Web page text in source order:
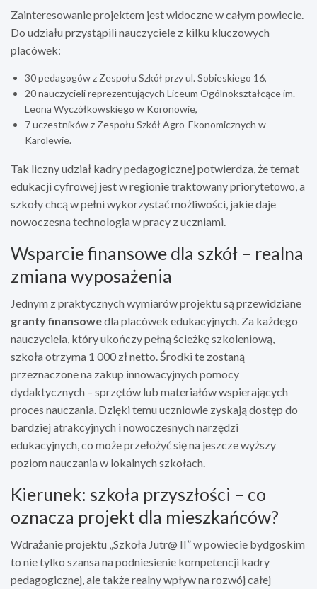
Zainteresowanie projektem jest widoczne w całym powiecie.
Do udziału przystąpili nauczyciele z kilku kluczowych
placówek:
30 pedagogów z Zespołu Szkół przy ul. Sobieskiego 16,
20 nauczycieli reprezentujących Liceum Ogólnokształcące im.
Leona Wyczółkowskiego w Koronowie,
7 uczestników z Zespołu Szkół Agro-Ekonomicznych w
Karolewie.
Tak liczny udział kadry pedagogicznej potwierdza, że temat
edukacji cyfrowej jest w regionie traktowany priorytetowo, a
szkoły chcą w pełni wykorzystać możliwości, jakie daje
nowoczesna technologia w pracy z uczniami.
Wsparcie finansowe dla szkół – realna
zmiana wyposażenia
Jednym z praktycznych wymiarów projektu są przewidziane
granty finansowedla placówek edukacyjnych. Za każdego
nauczyciela, który ukończy pełną ścieżkę szkoleniową,
szkoła otrzyma 1 000 zł netto. Środki te zostaną
przeznaczone na zakup innowacyjnych pomocy
dydaktycznych – sprzętów lub materiałów wspierających
proces nauczania. Dzięki temu uczniowie zyskają dostęp do
bardziej atrakcyjnych i nowoczesnych narzędzi
edukacyjnych, co może przełożyć się na jeszcze wyższy
poziom nauczania w lokalnych szkołach.
Kierunek: szkoła przyszłości – co
oznacza projekt dla mieszkańców?
Wdrażanie projektu „Szkoła Jutr@ II” w powiecie bydgoskim
to nie tylko szansa na podniesienie kompetencji kadry
pedagogicznej, ale także realny wpływ na rozwój całej